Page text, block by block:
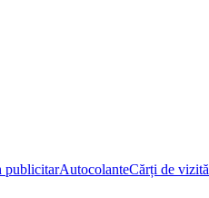
publicitarAutocolanteCărți de vizită